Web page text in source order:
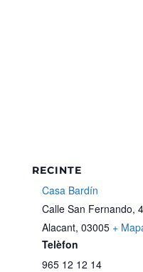
RECINTE
Casa Bardín
Calle San Fernando,
Alacant, 03005 +
Telèfon
965 12 12 14